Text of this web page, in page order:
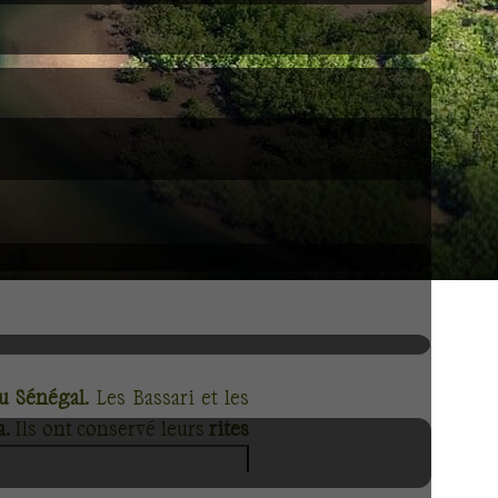
Sénégal. Les Bassari et les
. Ils ont conservé leurs rites